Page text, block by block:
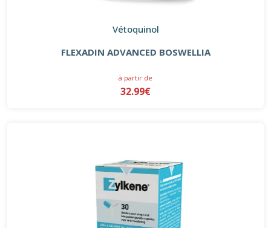
Vétoquinol
FLEXADIN ADVANCED BOSWELLIA
à partir de
32.99€